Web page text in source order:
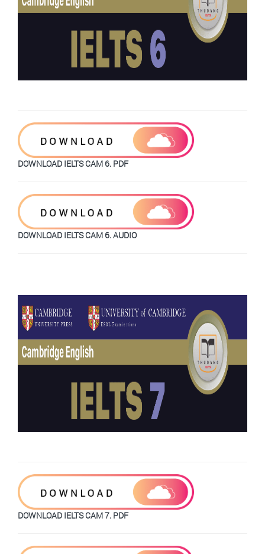
DOWNLOAD IELTS CAM 6. PDF
DOWNLOAD IELTS CAM 6. AUDIO
DOWNLOAD IELTS CAM 7. PDF